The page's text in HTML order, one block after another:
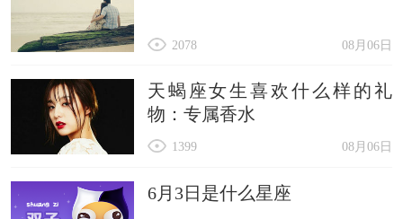
08月06日
2078
天蝎座女生喜欢什么样的礼
物：专属香水
08月06日
1399
6月3日是什么星座